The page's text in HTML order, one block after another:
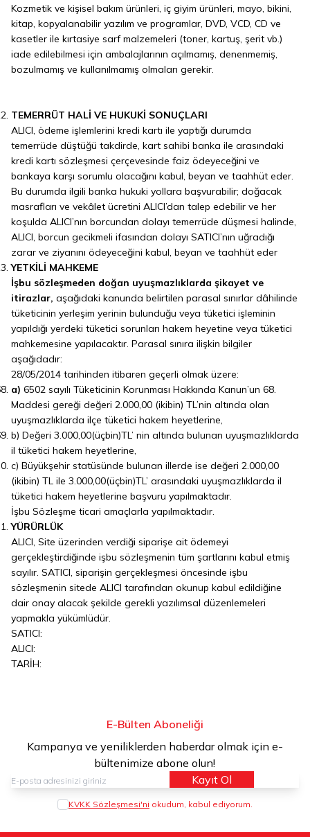
Kozmetik ve kişisel bakım ürünleri, iç giyim ürünleri, mayo, bikini,
kitap, kopyalanabilir yazılım ve programlar, DVD, VCD, CD ve
kasetler ile kırtasiye sarf malzemeleri (toner, kartuş, şerit vb.)
iade edilebilmesi için ambalajlarının açılmamış, denenmemiş,
bozulmamış ve kullanılmamış olmaları gerekir.
TEMERRÜT HALİ VE HUKUKİ SONUÇLARI
ALICI, ödeme işlemlerini kredi kartı ile yaptığı durumda
temerrüde düştüğü takdirde, kart sahibi banka ile arasındaki
kredi kartı sözleşmesi çerçevesinde faiz ödeyeceğini ve
bankaya karşı sorumlu olacağını kabul, beyan ve taahhüt eder.
Bu durumda ilgili banka hukuki yollara başvurabilir; doğacak
masrafları ve vekâlet ücretini ALICI’dan talep edebilir ve her
koşulda ALICI’nın borcundan dolayı temerrüde düşmesi halinde,
ALICI, borcun gecikmeli ifasından dolayı SATICI’nın uğradığı
zarar ve ziyanını ödeyeceğini kabul, beyan ve taahhüt eder
YETKİLİ MAHKEME
İşbu sözleşmeden doğan uyuşmazlıklarda şikayet ve
itirazlar, aşağıdaki kanunda belirtilen parasal sınırlar dâhilinde
tüketicinin yerleşim yerinin bulunduğu veya tüketici işleminin
yapıldığı yerdeki tüketici sorunları hakem heyetine veya tüketici
mahkemesine yapılacaktır. Parasal sınıra ilişkin bilgiler
aşağıdadır:
28/05/2014 tarihinden itibaren geçerli olmak üzere:
a) 6502 sayılı Tüketicinin Korunması Hakkında Kanun’un 68.
Maddesi gereği değeri 2.000,00 (ikibin) TL’nin altında olan
uyuşmazlıklarda ilçe tüketici hakem heyetlerine,
b) Değeri 3.000,00(üçbin)TL’ nin altında bulunan uyuşmazlıklarda
il tüketici hakem heyetlerine,
c) Büyükşehir statüsünde bulunan illerde ise değeri 2.000,00
(ikibin) TL ile 3.000,00(üçbin)TL’ arasındaki uyuşmazlıklarda il
tüketici hakem heyetlerine başvuru yapılmaktadır.
İşbu Sözleşme ticari amaçlarla yapılmaktadır.
YÜRÜRLÜK
ALICI, Site üzerinden verdiği siparişe ait ödemeyi
gerçekleştirdiğinde işbu sözleşmenin tüm şartlarını kabul etmiş
sayılır. SATICI, siparişin gerçekleşmesi öncesinde işbu
sözleşmenin sitede ALICI tarafından okunup kabul edildiğine
dair onay alacak şekilde gerekli yazılımsal düzenlemeleri
yapmakla yükümlüdür.
SATICI:
ALICI:
TARİH:
E-Bülten Aboneliği
Kampanya ve yeniliklerden haberdar olmak için e-
bültenimize abone olun!
Kayıt Ol
KVKK Sözleşmesi'ni okudum, kabul ediyorum.